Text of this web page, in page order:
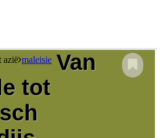
in om onze promoties te
azië maleisie Van
tot